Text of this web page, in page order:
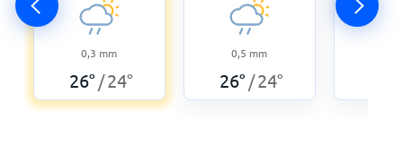
0,3 mm
26° /24°
0,5 mm
26° /24°